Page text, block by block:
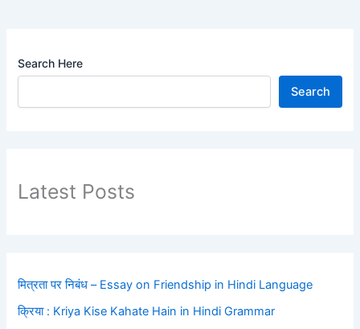
Search Here
Search
Latest Posts
मित्रता पर निबंध – Essay on Friendship in Hindi Language
क्रिया : Kriya Kise Kahate Hain in Hindi Grammar